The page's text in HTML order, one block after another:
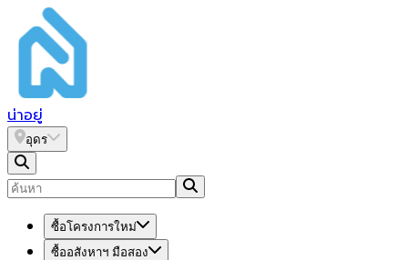
น่าอยู่
อุดร
ซื้อโครงการใหม่
ซื้ออสังหาฯ มือสอง